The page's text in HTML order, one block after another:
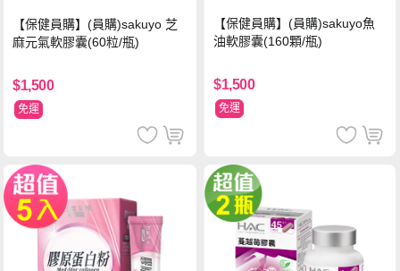
【保健員購】(員購)sakuyo 芝
麻元氣軟膠囊(60粒/瓶)
$1,500
免運
【保健員購】(員購)sakuyo魚
油軟膠囊(160顆/瓶)
$1,500
免運